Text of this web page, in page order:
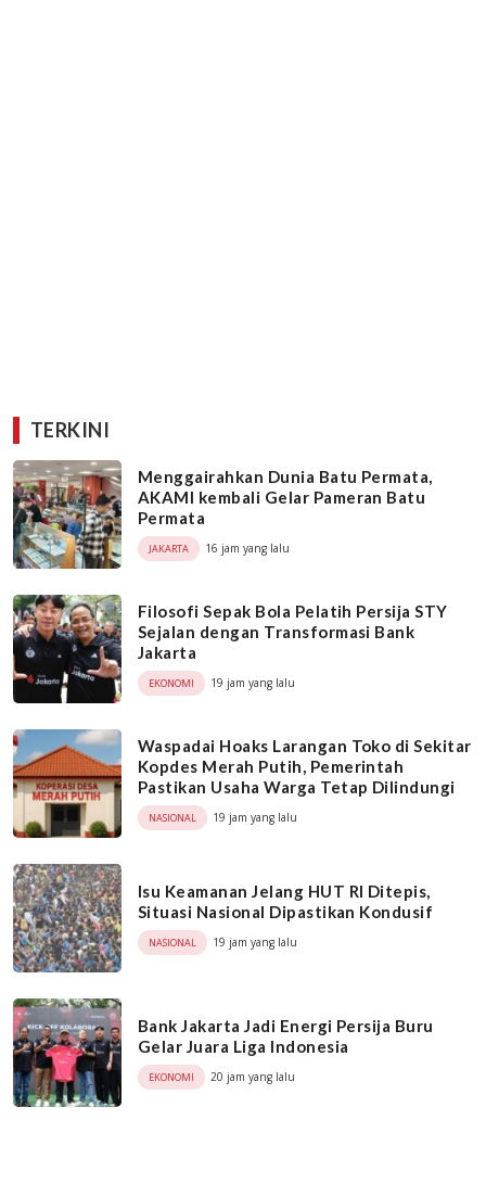
TERKINI
Menggairahkan Dunia Batu Permata,
AKAMI kembali Gelar Pameran Batu
Permata
JAKARTA 16 jam yang lalu
Filosofi Sepak Bola Pelatih Persija STY
Sejalan dengan Transformasi Bank
Jakarta
EKONOMI 19 jam yang lalu
Waspadai Hoaks Larangan Toko di Sekitar
Kopdes Merah Putih, Pemerintah
Pastikan Usaha Warga Tetap Dilindungi
NASIONAL 19 jam yang lalu
Isu Keamanan Jelang HUT RI Ditepis,
Situasi Nasional Dipastikan Kondusif
NASIONAL 19 jam yang lalu
Bank Jakarta Jadi Energi Persija Buru
Gelar Juara Liga Indonesia
EKONOMI 20 jam yang lalu